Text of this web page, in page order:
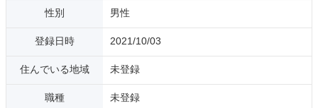
性別 男性
登録日時 2021/10/03
住んでいる地域 未登録
職種 未登録